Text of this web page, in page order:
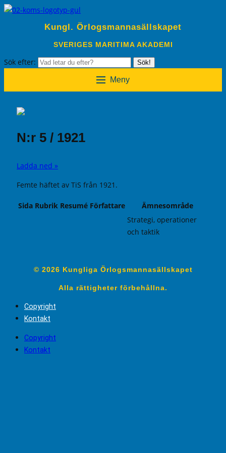
Kungl. Örlogsmannasällskapet
SVERIGES MARITIMA AKADEMI
Sök efter: Sök!
Meny
N:r 5 / 1921
Ladda ned »
Femte häftet av TiS från 1921.
Sida Rubrik Resumé Författare
Ämnesområde
Strategi, operationer
och taktik
© 2026 Kungliga Örlogsmannasällskapet
Alla rättigheter förbehållna.
Copyright
Kontakt
Copyright
Kontakt